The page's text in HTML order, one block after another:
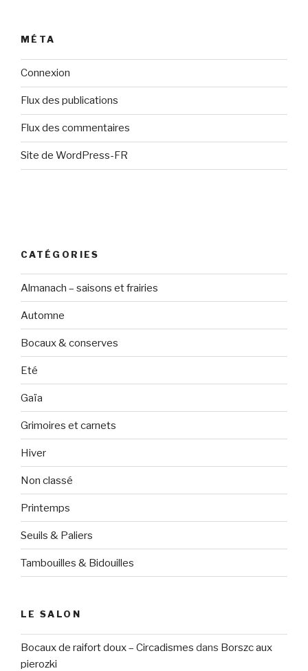
MÉTA
Connexion
Flux des publications
Flux des commentaires
Site de WordPress-FR
CATÉGORIES
Almanach – saisons et frairies
Automne
Bocaux & conserves
Eté
Gaïa
Grimoires et carnets
Hiver
Non classé
Printemps
Seuils & Paliers
Tambouilles & Bidouilles
LE SALON
Bocaux de raifort doux – Circadismes dans Borszc aux
pierozki